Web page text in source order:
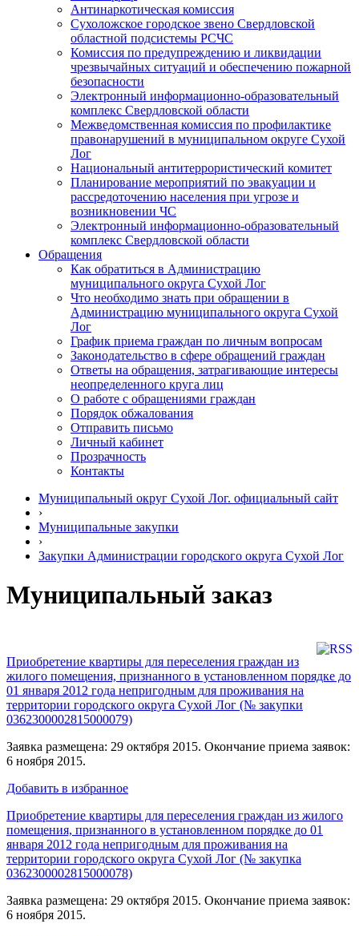
Антинаркотическая комиссия
Сухоложское городское звено Свердловской
областной подсистемы РСЧС
Комиссия по предупреждению и ликвидации
чрезвычайных ситуаций и обеспечению пожарной
безопасности
Электронный информационно-образовательный
комплекс Cвердловской области
Межведомственная комиссия по профилактике
правонарушений в муниципальном округе Сухой
Лог
Национальный антитеррористический комитет
Планирование мероприятий по эвакуации и
рассредоточению населения при угрозе и
возникновении ЧС
Электронный информационно-образовательный
комплекс Свердловской области
Обращения
Как обратиться в Администрацию
муниципального округа Сухой Лог
Что необходимо знать при обращении в
Администрацию муниципального округа Сухой
Лог
График приема граждан по личным вопросам
Законодательство в сфере обращений граждан
Ответы на обращения, затрагивающие интересы
неопределенного круга лиц
О работе с обращениями граждан
Порядок обжалования
Отправить письмо
Личный кабинет
Прозрачность
Контакты
Муниципальный округ Сухой Лог. официальный сайт
›
Муниципальные закупки
›
Закупки Администрации городского округа Сухой Лог
Муниципальный заказ
Приобретение квартиры для переселения граждан из
жилого помещения, признанного в установленном порядке до
01 января 2012 года непригодным для проживания на
территории городского округа Сухой Лог (№ закупки
0362300002815000079)
Заявка размещена: 29 октября 2015. Окончание приема заявок:
6 ноября 2015.
Добавить в избранное
Приобретение квартиры для переселения граждан из жилого
помещения, признанного в установленном порядке до 01
января 2012 года непригодным для проживания на
территории городского округа Сухой Лог (№ закупка
0362300002815000078)
Заявка размещена: 29 октября 2015. Окончание приема заявок:
6 ноября 2015.